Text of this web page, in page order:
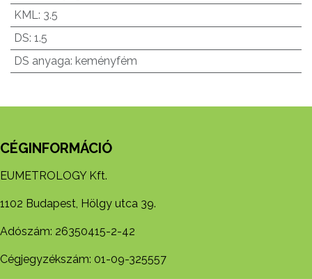
KML: 3.5
DS: 1.5
DS anyaga: keményfém
CÉGINFORMÁCIÓ
EUMETROLOGY Kft.
1102 Budapest, Hölgy utca 39.
Adószám: 26350415-2-42
Cégjegyzékszám: 01-09-325557